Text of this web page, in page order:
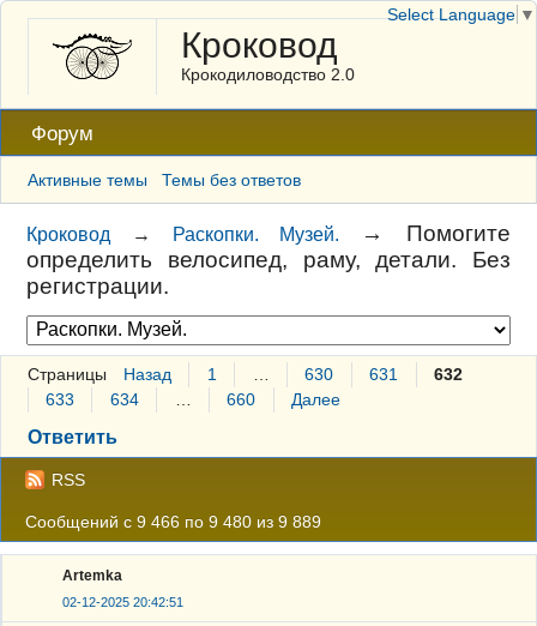
Кроковод
Крокодиловодство 2.0
Форум
Активные темы Темы без ответов
Кроковод → Раскопки. Музей. → Помогите
определить велосипед, раму, детали. Без
регистрации.
Страницы Назад 1 630 631
632
633
634 660 Далее
Ответить
RSS
Сообщений с 9 466 по 9 480 из 9 889
Artemka
02-12-2025 20:42:51
Select Language ▼